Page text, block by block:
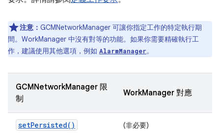
注意： GCMNetworkManager 可讓你指定工作的特定執行期
間。WorkManager 中沒有對等的功能。如果你需要精確執行工
作，建議使用其他選項，例如 AlarmManager。
GCMNetworkManager 限
制
WorkManager 對應
setPersisted() (非必要)